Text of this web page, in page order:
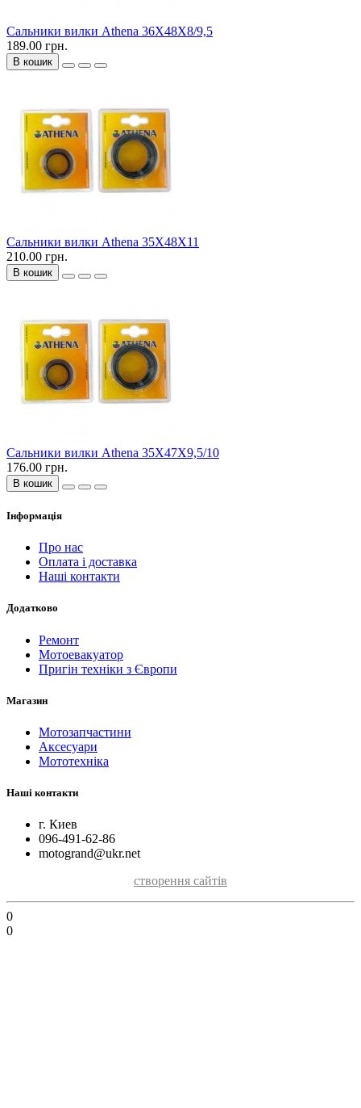
Сальники вилки Athena 36X48X8/9,5
189.00 грн.
В кошик
Сальники вилки Athena 35X48X11
210.00 грн.
В кошик
Сальники вилки Athena 35X47X9,5/10
176.00 грн.
В кошик
Інформація
Про нас
Оплата і доставка
Наші контакти
Додатково
Ремонт
Мотоевакуатор
Пригін техніки з Європи
Магазин
Мотозапчастини
Аксесуари
Мототехніка
Наші контакти
г. Киев
096-491-62-86
motogrand@ukr.net
створення сайтів
0
0